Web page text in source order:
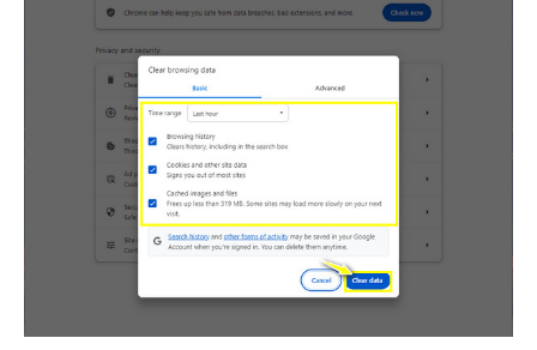
Steg 1.